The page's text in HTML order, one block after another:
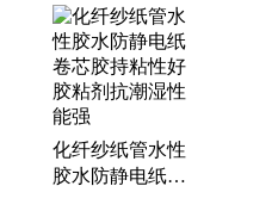
制作包装袋、高温热封胶
水
化纤纱纸管水性
胶水防静电纸卷